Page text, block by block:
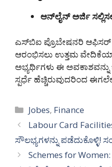
ಆನ್‌ಲೈನ್ ಅರ್ಜಿ
ಎಸ್‌ಬಿಐ ಪ್ರೊಬೇಷನರಿ ಆಫಿಸರ್
ಆರಂಭಿಸಲು ಉತ್ತಮ
ಅಭ್ಯರ್ಥಿಗಳು ಈ
ಸ್ಪರ್ಧೆ ಹೆಚ್ಚಿರುವುದರಿಂದ
Categories
Jobes, Finance
Labour Card
ಸೌಲಭ್ಯಗಳನ್ನು ಪಡೆದುಕೊಳ್ಳಿ!
Schemes for